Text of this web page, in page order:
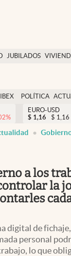
JUBILADOS
IBEX
EURO
POLÍTICA
%
EURO-USD
$ 1,16 $ 1,16
a los
la
digital de
personal
lo que